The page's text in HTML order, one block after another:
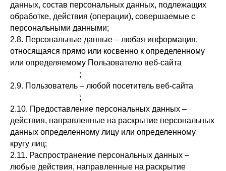
данных, состав персональных данных, подлежащих
обработке, действия (операции), совершаемые с
персональными данными;
2.8. Персональные данные – любая информация,
относящаяся прямо или косвенно к определенному
или определяемому Пользователю веб-сайта
;
2.9. Пользователь – любой посетитель веб-сайта
;
2.10. Предоставление персональных данных –
действия, направленные на раскрытие персональных
данных определенному лицу или определенному
кругу лиц;
2.11. Распространение персональных данных –
любые действия, направленные на раскрытие